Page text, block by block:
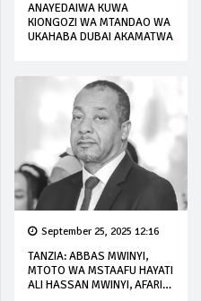
ANAYEDAIWA KUWA
KIONGOZI WA MTANDAO WA
UKAHABA DUBAI AKAMATWA
September 25, 2025 12:16
TANZIA: ABBAS MWINYI,
MTOTO WA MSTAAFU HAYATI
ALI HASSAN MWINYI, AFARIKI